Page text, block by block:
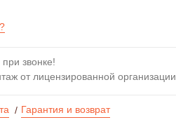
звонке!
от лицензированной организации
/ Гарантия и возврат